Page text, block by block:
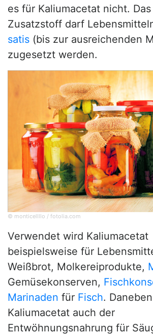
es für Kaliumacetat nicht.
Zusatzstoff darf
satis (bis zur ausreichenden
zugesetzt werden.
© monticellllo / fotolia.com
Verwendet wird Kaliumacetat
beispielsweise für
Weißbrot, Molkereiprodukte,
Gemüsekonserven,
Marinaden für Fisch.
Kaliumacetat auch der
Entwöhnungsnahrung für